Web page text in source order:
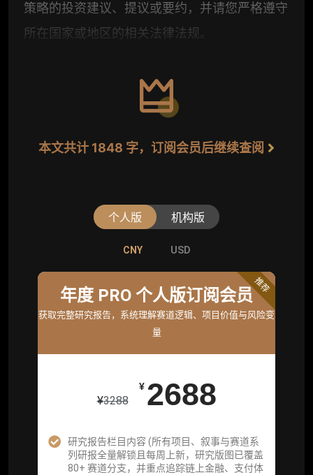
策略的投资建议、提议或要约，并请您严格遵守
所在国家或地区的相关法律法规。
本文共计 1848 字，订阅会员后继续查阅
个人版 机构版
CNY USD
年度 PRO 个人版订阅会员
获取完整研究报告，系统理解赛道逻辑、项目价值与风险变
量
¥3288
¥ 2688
研究报告栏目内容 (所有项目、叙事与赛道系
列研报全量解锁且每周上新，研究版图已覆盖
80+ 赛道分支，并重点追踪链上金融、支付体
推荐
CNY USD
机构标准年度服务会员
获取机构级研究与基础服务
26800
服)
机构增强研究包（在每期研报基础上，进一步
标准版